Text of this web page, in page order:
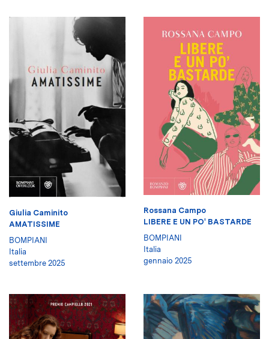
Giulia Caminito
AMATISSIME
BOMPIANI
Italia
settembre 2025
Rossana Campo
LIBERE E UN PO' BASTARDE
BOMPIANI
Italia
gennaio 2025